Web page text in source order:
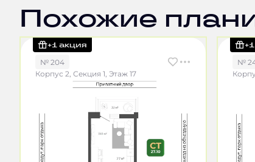
Похожие
+1 акция
№ 204
Корпус 2, Секция 1, Этаж 17
№